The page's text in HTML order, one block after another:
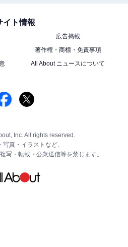
イト情報
広告掲載
著作権・商標・免責事項
All About ニュースについて
Inc. All rights reserved.
真・イラストなど、
写・転載・公衆送信等を禁じます。